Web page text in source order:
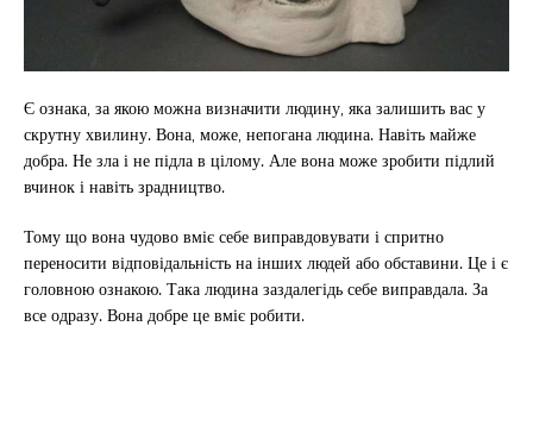
Є ознака, за якою можна визначити людину, яка залишить вас у
скрутну хвилину. Вона, може, непогана людина. Навіть майже
добра. Не зла і не підла в цілому. Але вона може зробити підлий
вчинок і навіть зрадництво.
Тому що вона чудово вміє себе виправдовувати і спритно
переносити відповідальність на інших людей або обставини. Це і є
головною ознакою. Така людина заздалегідь себе виправдала. За
все одразу. Вона добре це вміє робити.